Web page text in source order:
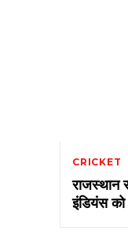
CRICKET
राजस्थान
इंडियंस को